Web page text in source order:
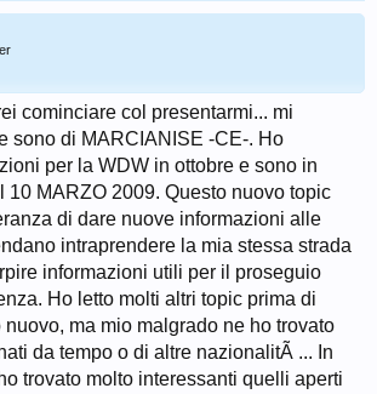
cominciare col presentarmi... mi
sono di MARCIANISE -CE-. Ho
per la WDW in ottobre e sono in
10 MARZO 2009. Questo nuovo topic
di dare nuove informazioni alle
intraprendere la mia stessa strada
informazioni utili per il proseguio
Ho letto molti altri topic prima di
ma mio malgrado ne ho trovato
da tempo o di altre nazionalitÃ ... In
trovato molto interessanti quelli aperti